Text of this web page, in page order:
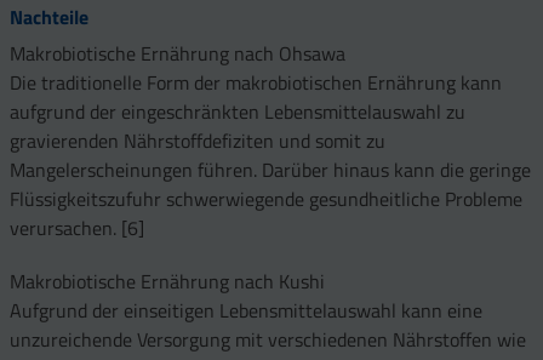
Nachteile
Makrobiotische Ernährung nach Ohsawa
Die traditionelle Form der makrobiotischen Ernährung kann
aufgrund der eingeschränkten Lebensmittelauswahl zu
gravierenden Nährstoffdefiziten und somit zu
Mangelerscheinungen führen. Darüber hinaus kann die geringe
Flüssigkeitszufuhr schwerwiegende gesundheitliche Probleme
verursachen. [6]
Makrobiotische Ernährung nach Kushi
Aufgrund der einseitigen Lebensmittelauswahl kann eine
unzureichende Versorgung mit verschiedenen Nährstoffen wie